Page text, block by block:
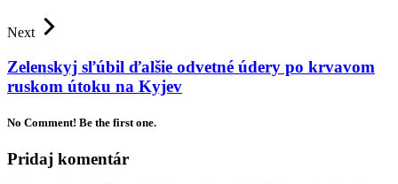
Next
Zelenskyj sľúbil ďalšie odvetné údery po krvavom
ruskom útoku na Kyjev
No Comment! Be the first one.
Pridaj komentár